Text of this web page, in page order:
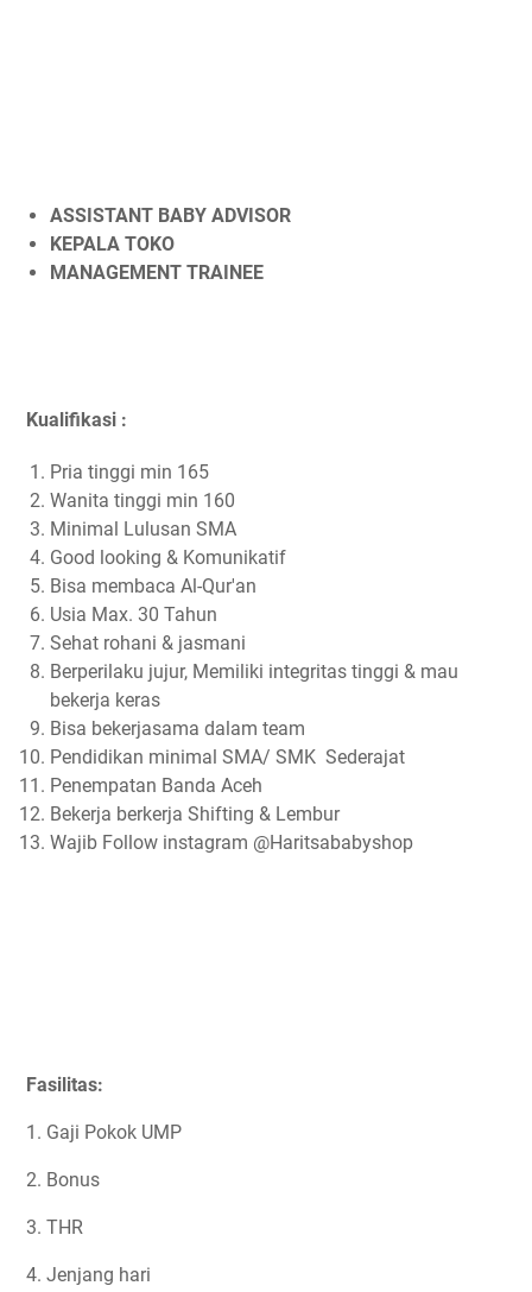
ASSISTANT BABY ADVISOR
KEPALA TOKO
MANAGEMENT TRAINEE
Kualifikasi :
Pria tinggi min 165
Wanita tinggi min 160
Minimal Lulusan SMA
Good looking & Komunikatif
Bisa membaca Al-Qur'an
Usia Max. 30 Tahun
Sehat rohani & jasmani
Berperilaku jujur, Memiliki integritas tinggi & mau
bekerja keras
Bisa bekerjasama dalam team
Pendidikan minimal SMA/ SMK Sederajat
Penempatan Banda Aceh
Bekerja berkerja Shifting & Lembur
Wajib Follow instagram @Haritsababyshop
Fasilitas:
1. Gaji Pokok UMP
2. Bonus
3. THR
4. Jenjang hari